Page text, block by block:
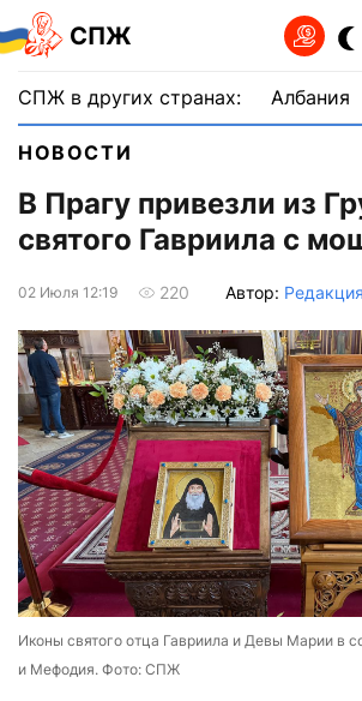
СПЖ
СПЖ в других странах: Албания
НОВОСТИ
В Прагу привезли из
святого Гавриила с
02 Июля 12:19 220 Автор:
Иконы святого отца Гавриила и Девы Марии в
и Мефодия. Фото: СПЖ